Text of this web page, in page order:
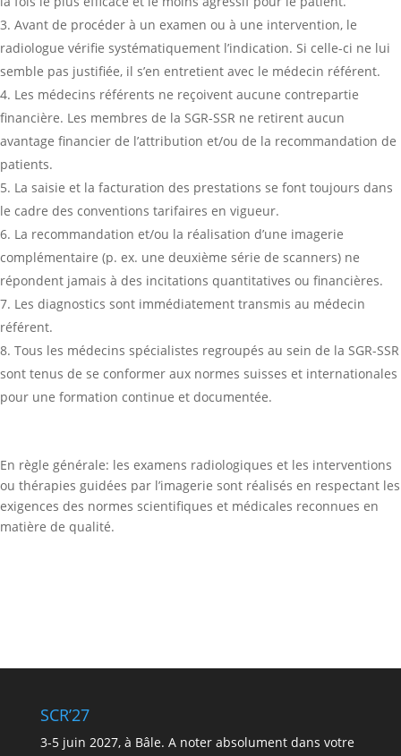
Avant de procéder à un examen ou à une intervention, le
radiologue vérifie systématiquement l’indication. Si celle-ci ne lui
semble pas justifiée, il s’en entretient avec le médecin référent.
Les médecins référents ne reçoivent aucune contrepartie
financière. Les membres de la SGR-SSR ne retirent aucun
avantage financier de l’attribution et/ou de la recommandation de
patients.
La saisie et la facturation des prestations se font toujours dans
le cadre des conventions tarifaires en vigueur.
La recommandation et/ou la réalisation d’une imagerie
complémentaire (p. ex. une deuxième série de scanners) ne
répondent jamais à des incitations quantitatives ou financières.
Les diagnostics sont immédiatement transmis au médecin
référent.
Tous les médecins spécialistes regroupés au sein de la SGR-SSR
sont tenus de se conformer aux normes suisses et internationales
pour une formation continue et documentée.
En règle générale: les examens radiologiques et les interventions
ou thérapies guidées par l’imagerie sont réalisés en respectant les
exigences des normes scientifiques et médicales reconnues en
matière de qualité.
SCR’27
3-5 juin 2027, à Bâle. A noter absolument dans votre